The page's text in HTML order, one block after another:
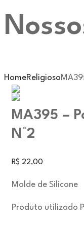
HomeReligioso
MA395 –
N°2
R$ 22,00
Molde de Silicone
Produto utilizado